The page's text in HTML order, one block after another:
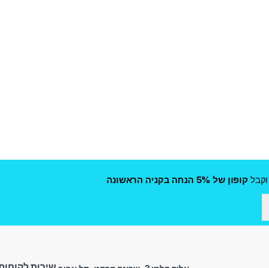
וקבל קופון של 5% הנחה בקניה הראשונה